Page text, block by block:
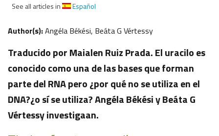
See all articles in
Español
Author(s):Angéla Békési, Beáta G Vértessy
Traducido por Maialen Ruiz Prada. El uracilo es
conocido como una de las bases que forman
parte del RNA pero ¿por qué no se utiliza en el
DNA?¿o sí se utiliza? Angéla Békési y Beáta G
Vértessy investigaan.